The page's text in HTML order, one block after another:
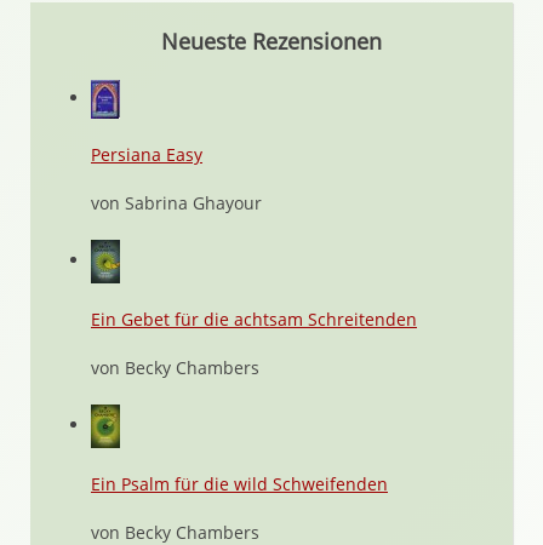
Neueste Rezensionen
Persiana Easy
von Sabrina Ghayour
Ein Gebet für die achtsam Schreitenden
von Becky Chambers
Ein Psalm für die wild Schweifenden
von Becky Chambers